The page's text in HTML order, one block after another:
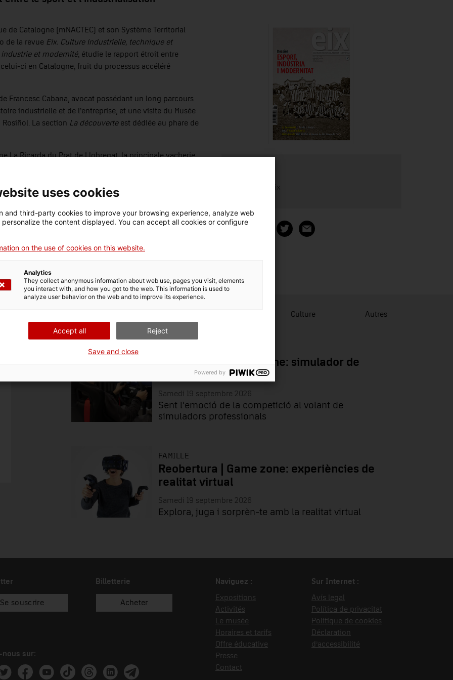
de Catalogne (mNACTEC) et son Système Territorial
de la revue Eix. Culture industrielle, technique et
industrie et modernité, étudie le rapport étroit entre
ci en Catalogne, fruit du processus accéléré
Francesc Cabana, avocat possédant un long parcours
industrielle et de l’entreprise, et une visite du Musée
La section La découverte est dédiée au phare de
La Ricarda du Prat de Llobregat, la principale vacherie
Rec.0 du quartier du Rec d’Igualada, qui combine
à travers l’Anoia industrielle et un voyage à
science.
reportages sur le barrage de la Baells, le Musée de la
Site revue Eix
Partager
Culture Autres
Reobertura | Game zone: simulador de
Samedi 19 septembre 2026
Sent l'emoció de la competició al volant de
simuladors professionals
FAMILLE
Reobertura | Game zone: experiències de
realitat virtual
Samedi 19 septembre 2026
Explora, juga i sorprèn-te amb la realitat virtual
Se souscrire
Billetterie
Acheter
nous sur:
FacebookYoutubeTik TokThreadsLinkedinTelegram
Naviguez :
Expositions
Activités
Le musée
Horaires et tarifs
Offre éducative
Presse
Contact
Sur Internet :
Avís legal
Política de privacitat
Politique de cookies
Déclaration
d’accessibilité
uses cookies
and third-party cookies to improve your browsing experience, analyze web
the content displayed. You can accept all cookies or configure
on the use of cookies on this website.
Analytics
They collect anonymous information about web use, pages you visit, elements
you interact with, and how you got to the web. This information is used to
analyze user behavior on the web and to improve its experience.
Accept all Reject
Save and close
Powered by